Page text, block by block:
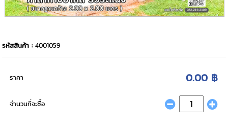
รหัสสินค้า :4001059
ราคา 0.00 ฿
จำนวนที่จะซื้อ